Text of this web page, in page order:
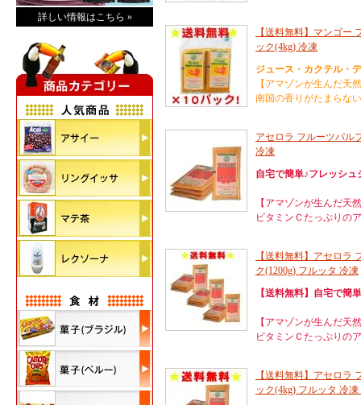
詳しい情報はこちら »
【送料無料】マンゴー
ック(4kg) 冷凍
ジュース・カクテル・
【アマゾンが生んだ天
南国の香りがたまらな
アセロラ フルーツパル
冷凍
自宅で簡単♪フレッシュ
【アマゾンが生んだ天
ビタミンＣたっぷりの
【送料無料】アセロラ
ク(1200g) フルッタ 冷凍
【送料無料】自宅で簡
【アマゾンが生んだ天
ビタミンＣたっぷりの
【送料無料】アセロラ
ック(4kg) フルッタ 冷